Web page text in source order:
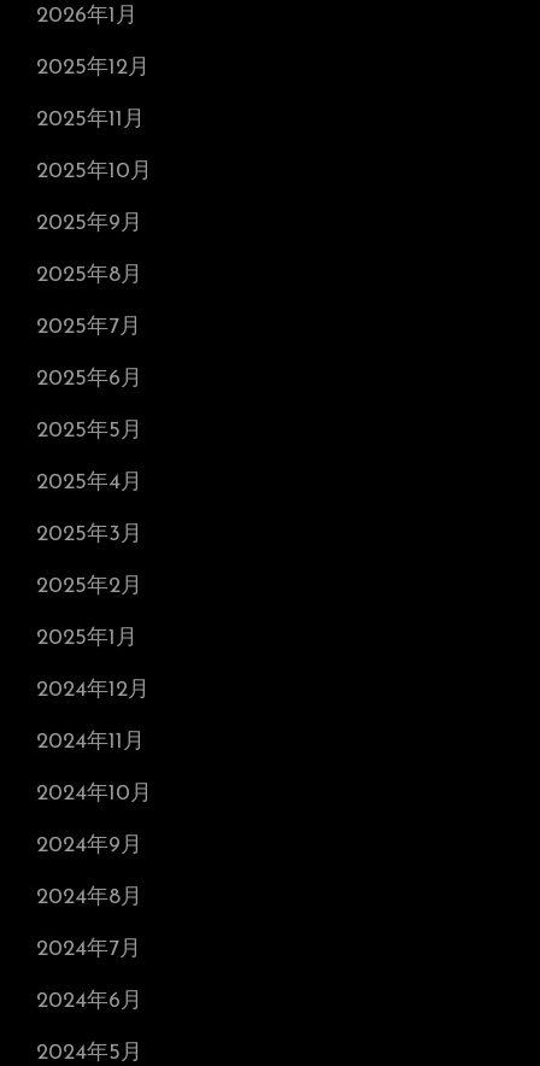
2026年1月
2025年12月
2025年11月
2025年10月
2025年9月
2025年8月
2025年7月
2025年6月
2025年5月
2025年4月
2025年3月
2025年2月
2025年1月
2024年12月
2024年11月
2024年10月
2024年9月
2024年8月
2024年7月
2024年6月
2024年5月